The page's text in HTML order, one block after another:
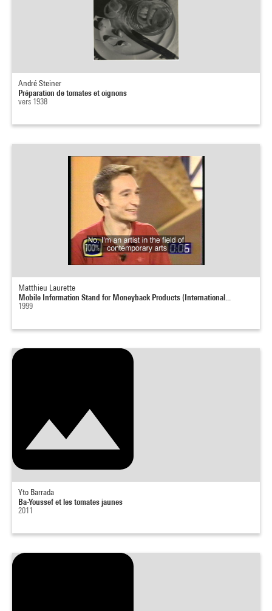
André Steiner
Préparation de tomates et oignons
vers 1938
Matthieu Laurette
Mobile Information Stand for Moneyback Products (International...
1999
Yto Barrada
Ba-Youssef et les tomates jaunes
2011